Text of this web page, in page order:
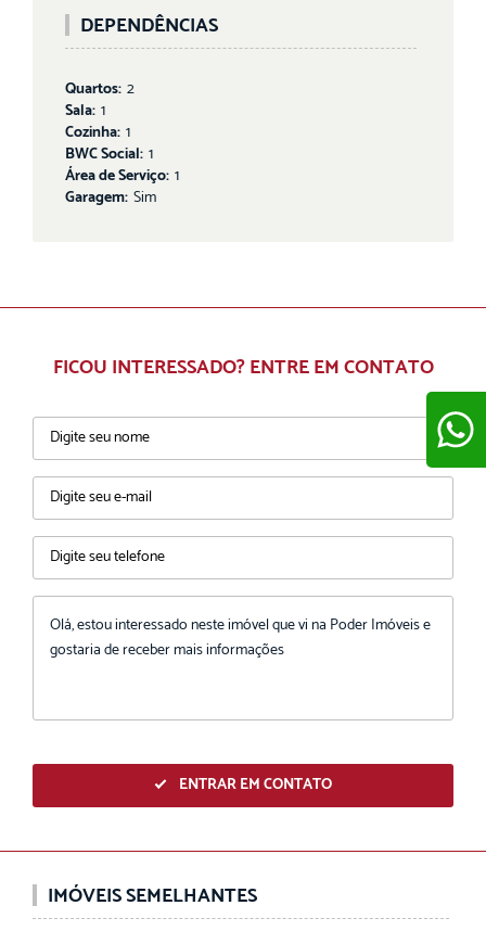
DEPENDÊNCIAS
Quartos: 2
Sala: 1
Cozinha: 1
BWC Social: 1
Área de Serviço: 1
Garagem: Sim
FICOU INTERESSADO? ENTRE EM CONTATO
ENTRAR EM CONTATO
IMÓVEIS SEMELHANTES